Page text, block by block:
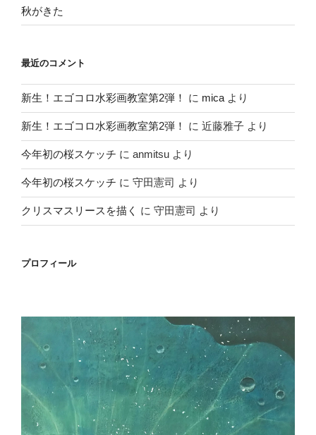
秋がきた
最近のコメント
新生！エゴコロ水彩画教室第2弾！ に mica より
新生！エゴコロ水彩画教室第2弾！ に 近藤雅子 より
今年初の桜スケッチ に anmitsu より
今年初の桜スケッチ に 守田憲司 より
クリスマスリースを描く に 守田憲司 より
プロフィール